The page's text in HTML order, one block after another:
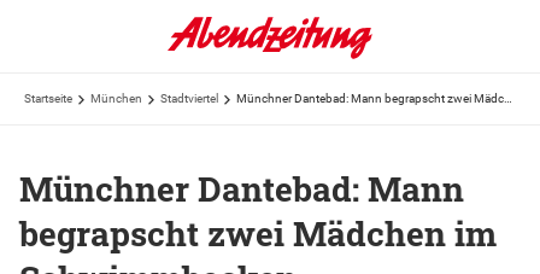
Startseite München Stadtviertel
Münchner Dantebad: Mann
begrapscht zwei Mädchen im